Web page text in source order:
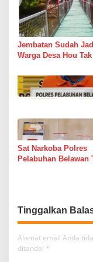
Jembatan Sudah
Warga Desa Hou
Sungai
Sat Narkoba Polres
Pelabuhan Belawan
Tinggalkan
Alamat email Anda
ditandai *